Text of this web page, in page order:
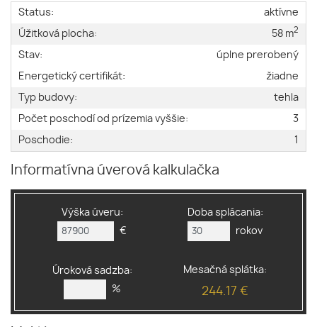
Status:
aktívne
Úžitková plocha:
58 m2
Stav:
úplne prerobený
Energetický certifikát:
žiadne
Typ budovy:
tehla
Počet poschodí od prízemia vyššie:
3
Poschodie:
1
Informatívna úverová kalkulačka
Výška úveru:
€
Doba splácania:
rokov
Úroková sadzba:
%
Mesačná splátka:
244.17 €